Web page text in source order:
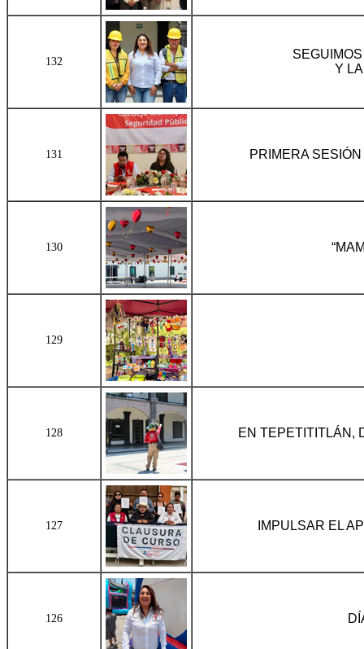
132
Y
131 PRIMERA
130
129
128 EN TEPETITITLÁN,
127 IMPULSAR EL
126